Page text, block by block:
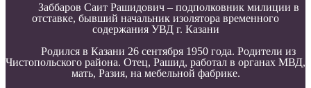
Заббаров Саит Рашидович – подполковник милиции в
отставке, бывший начальник изолятора временного
содержания УВД г. Казани
Родился в Казани 26 сентября 1950 года. Родители из
Чистопольского района. Отец, Рашид, работал в органах МВД,
мать, Разия, на мебельной фабрике.